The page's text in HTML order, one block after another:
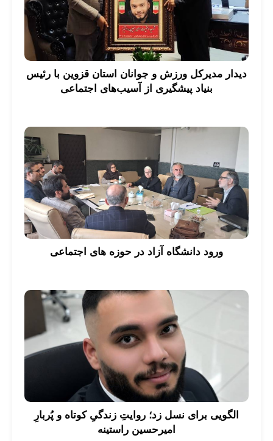
دیدار مدیرکل ورزش و جوانان استان قزوین با رئیس
بنیاد پیشگیری از آسیب‌های اجتماعی
ورود دانشگاه آزاد در حوزه های اجتماعی
الگویی برای نسل زد؛ روایتِ زندگیِ کوتاه و پُربارِ
امیرحسین راستینه